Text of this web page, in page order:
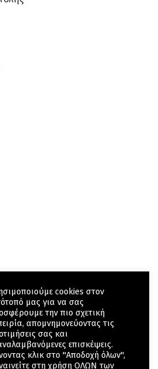
cookies στον
μας για να σας
την πιο σχετική
απομνημονεύοντας τις
σας και
επισκέψεις.
κλικ στο "Αποδοχή όλων",
στη χρήση ΟΛΩΝ των